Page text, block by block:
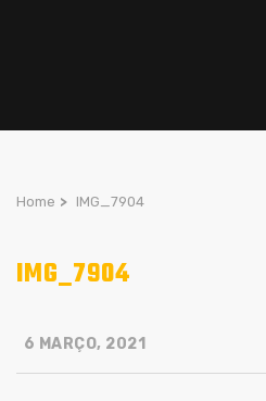
Home > IMG_7904
IMG_7904
6 MARÇO, 2021